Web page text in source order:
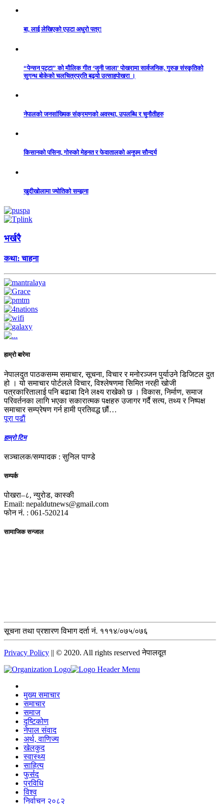
बा, लाई लेखिएको एउटा अधुरो पत्र!
“पेन्सन पट्टा” को मौलिक गीत ‘जुनी जाला’ पोखरामा सार्वजनिक, गुरुङ संस्कृतिको
सुगन्ध बोकेको चलचित्रप्रति बढ्यो उत्साहपोखरा ।
नेपालको जनसांख्यिक संक्रमणको अवस्था, उपलब्धि र चुनौतीहरु
किसानको पसिना, गोरुको मेहनत र फेवातालको अनुपम सौन्दर्य
खुदीखोलामा ज्योतिको सम्झना
भर्खरै
कथा: चाहना
हाम्रो बारेमा
नेपालदुत पाठकसम्म समाचार, सूचना, विचार र मनोरञ्जन पुर्याउने डिजिटल दुत
हो । यो समाचार पोर्टलले विचार, विश्लेषणमा सिमित नरही खोजी
पत्रकारितालाई पनि बढाबा दिने लक्ष्य राखेको छ । विकास, निर्माण, समाज
परिवर्तनका लागि भएका सकारात्मक पक्षहरु उजागर गर्दै सत्य, तथ्य र निष्पक्ष
समाचार सम्प्रेषण गर्न हामी प्रतिवद्ध छौं…
पूरा पढाैं
हाम्रो टिम
सञ्चालक/सम्पादक : सुनिल पाण्डे
सम्पर्क
पोखरा–८, न्युरोड, कास्की
Email: nepaldutnews@gmail.com
फोन नं. : 061-520214
सामाजिक सन्जाल
सूचना तथा प्रशारण विभाग दर्ता नं. १११४/०७५/०७६
Privacy Policy || © 2020. All rights reserved नेपालदूत
मुख्य समाचार
समाचार
समाज
दृष्टिकोण
नेपाल संवाद
अर्थ, वाणिज्य
खेलकुद
स्वास्थ्य
साहित्य
फुर्सद
प्रविधि
विश्व
निर्वाचन २०८२